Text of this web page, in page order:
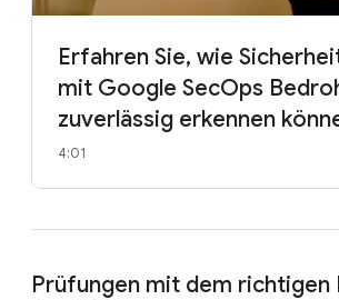
Erfahren Sie, wie
mit Google SecOps
zuverlässig erkennen
4:01
Prüfungen mit dem richtigen